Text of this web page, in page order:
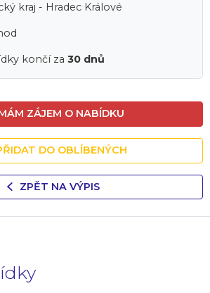
kraj - Hradec Králové
končí za 30 dnů
ZÁJEM O NABÍDKU
DO OBLÍBENÝCH
ZPĚT NA VÝPIS